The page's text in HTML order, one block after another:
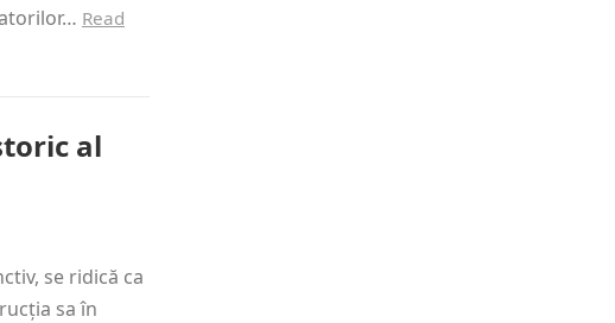
Read
al
se ridică ca
sa în